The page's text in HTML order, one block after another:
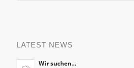
LATEST NEWS
Wir suchen…